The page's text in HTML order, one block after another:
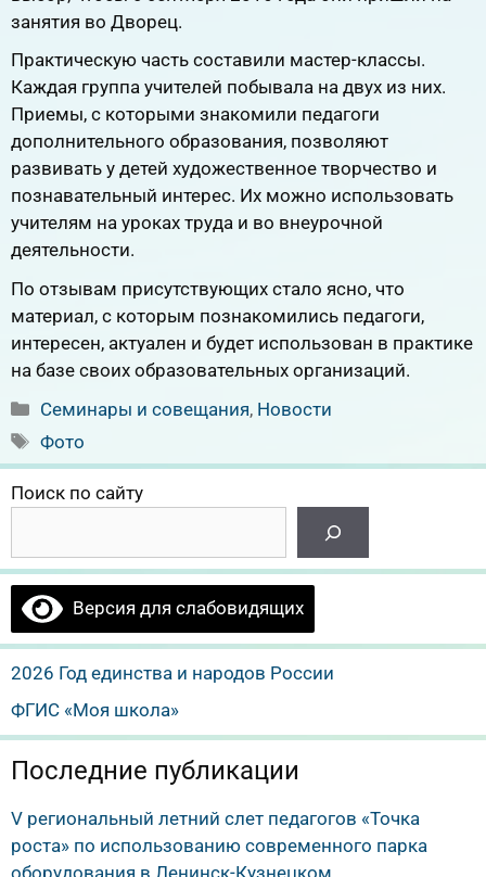
занятия во Дворец.
Практическую часть составили мастер-классы.
Каждая группа учителей побывала на двух из них.
Приемы, с которыми знакомили педагоги
дополнительного образования, позволяют
развивать у детей художественное творчество и
познавательный интерес. Их можно использовать
учителям на уроках труда и во внеурочной
деятельности.
По отзывам присутствующих стало ясно, что
материал, с которым познакомились педагоги,
интересен, актуален и будет использован в практике
на базе своих образовательных организаций.
Рубрики
Семинары и совещания, Новости
Метки
Фото
Поиск по сайту
Версия для слабовидящих
2026 Год единства и народов России
ФГИС «Моя школа»
Последние публикации
V региональный летний слет педагогов «Точка
роста» по использованию современного парка
оборудования в Ленинск-Кузнецком